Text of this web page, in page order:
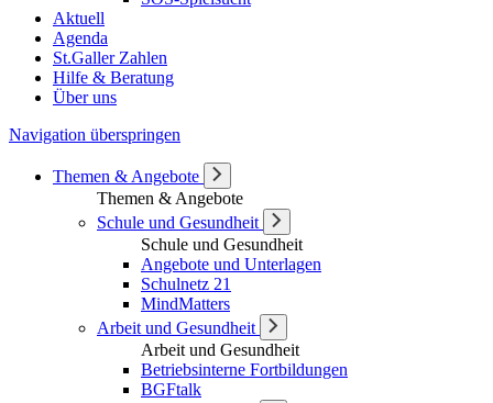
Aktuell
Agenda
St.Galler Zahlen
Hilfe & Beratung
Über uns
Navigation überspringen
Themen & Angebote
Themen & Angebote
Schule und Gesundheit
Schule und Gesundheit
Angebote und Unterlagen
Schulnetz 21
MindMatters
Arbeit und Gesundheit
Arbeit und Gesundheit
Betriebsinterne Fortbildungen
BGFtalk